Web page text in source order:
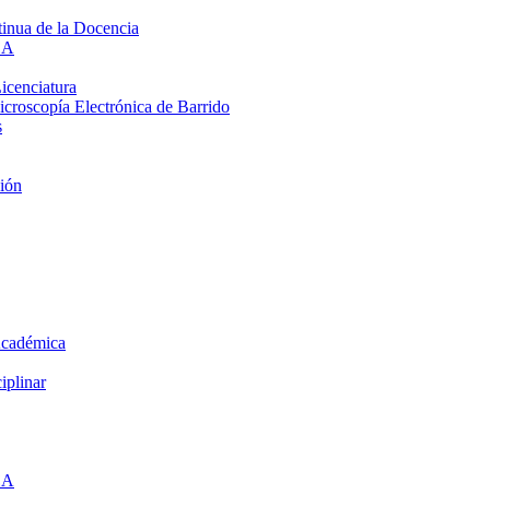
de la Docencia
Electrónica de Barrido